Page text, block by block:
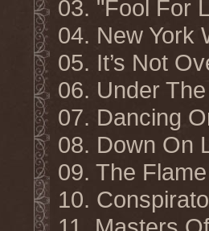
03. "Fool For
04. New York
05. It’s Not
06. Under
07. Dancing
08. Down On
09. The
10.